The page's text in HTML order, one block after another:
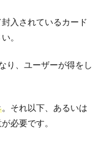
入されているカード
。
り、ユーザーが得をし
。それ以下、あるいは
必要です。